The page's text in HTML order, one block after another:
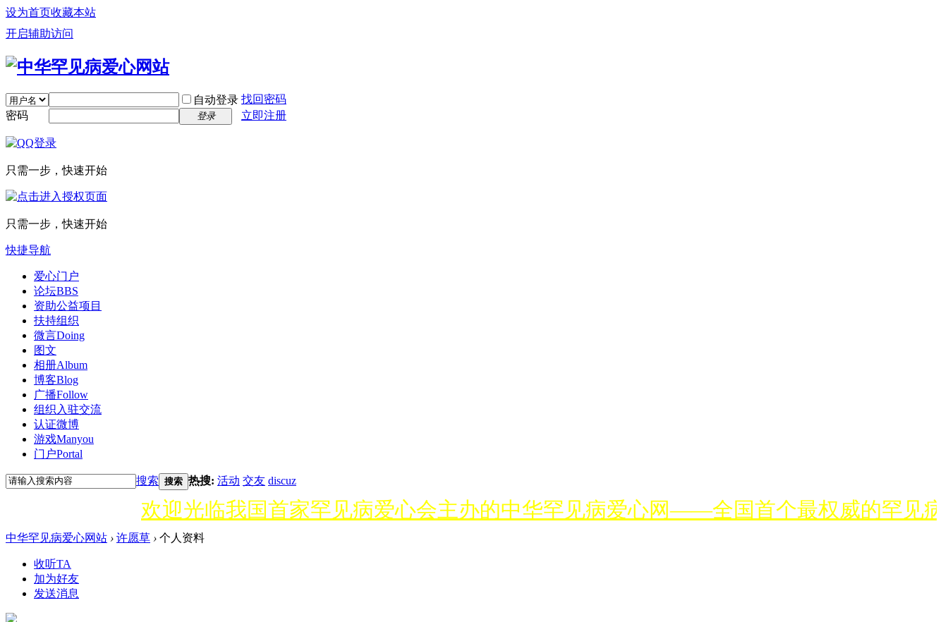
设为首页收藏本站
开启辅助访问
自动登录 找回密码
密码
登录 立即注册
只需一步，快速开始
只需一步，快速开始
快捷导航
爱心门户
论坛BBS
资助公益项目
扶持组织
微言Doing
图文
相册Album
博客Blog
广播Follow
组织入驻交流
认证微博
游戏Manyou
门户Portal
搜索 搜索 热搜: 活动 交友 discuz
欢迎光临我国首家罕见病爱心会主办的中华罕见病爱心网——全国首个最权威的罕见
中华罕见病爱心网站 › 许愿草 › 个人资料
收听TA
加为好友
发送消息